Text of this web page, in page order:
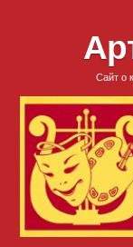
Сайт о